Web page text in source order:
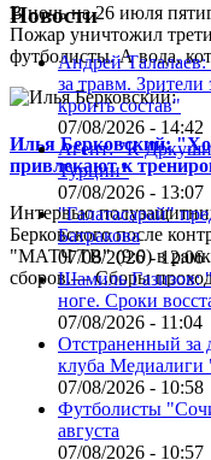
В ночь на 26 июля
Пожар уничтожил
футболисты. А вода,
Илья Берковский:
привлекают к
Интервью
Берковского после
"МАТЧ ТВ" (9:0) в
сборов.— Сборы
Новости
Андрей
за травм.
кроить состав"
07/08/2026 - 14:42
Агент: "К
Турции"
07/08/2026 - 13:07
"Галатасарай"
Батракова
07/08/2026 - 12:06
Шамиль Газизов:
ноге. Сроки
07/08/2026 - 11:04
Отстраненный за
клуба
07/08/2026 - 10:58
Футболисты
августа
07/08/2026 - 10:57